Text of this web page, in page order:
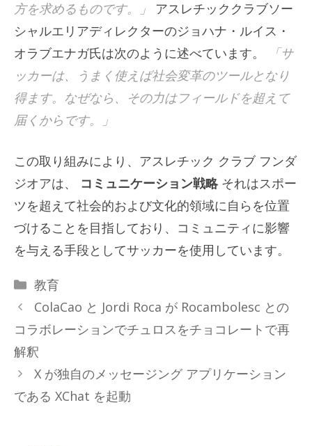
方を求めるものです。」
アスレチッククラブソー
シャルエリアディレクターのジョハナ・ルイス・
オラブエナガ氏は次のように述べています。
「サ
ッカーは、うまく使えば社会変革のツールとなり
得ます。なぜなら、その力はフィールドを超えて
届くからです。」
この取り組みにより、アスレチック クラブ フンダ
ジオアは、 コミュニケーション戦略 それはスポー
ツを超えて社会的および文化的領域に自らを位置
づけることを目指しており、コミュニティに影響
を与える手段としてサッカーを使用しています。
カ
テ
リ
ー
教育
ColaCao と Jordi Roca が Rocambolesc との
コラボレーションでチュロスをチョコレートで再
解釈
X が独自のメッセージング アプリケーション
である XChat を起動